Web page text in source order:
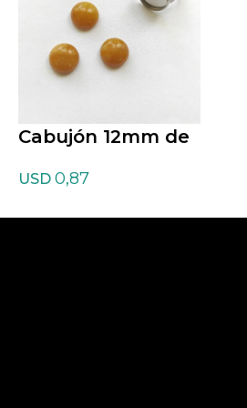
Cabujón 12mm de
USD 0,87